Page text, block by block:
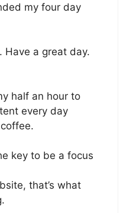
my four day
Have a great day.
half an hour to
every day
key to be a focus
that’s what